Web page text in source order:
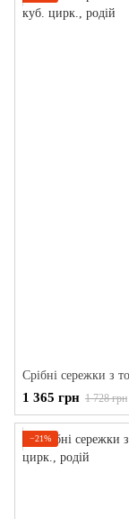
Срібні сережки з
1 365 грн 1 728 грн
−21%